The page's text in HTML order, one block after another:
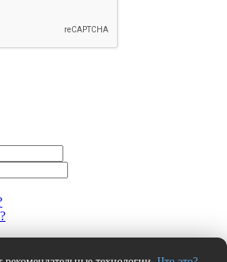
об ошибке?